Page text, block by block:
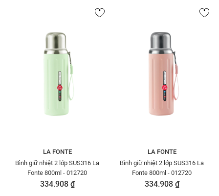
LA FONTE
Bình giữ nhiệt 2 lớp SUS316 La
Fonte 800ml - 012720
334.908 ₫
LA FONTE
Bình giữ nhiệt 2 lớp SUS316 La
Fonte 800ml - 012720
334.908 ₫